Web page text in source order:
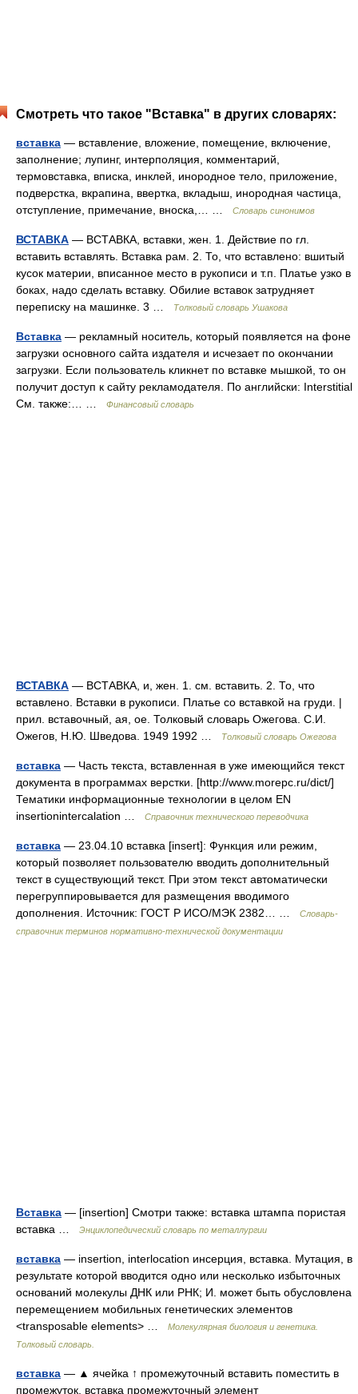
Смотреть что такое "Вставка" в других словарях:
вставка — вставление, вложение, помещение, включение,
заполнение; лупинг, интерполяция, комментарий,
термовставка, вписка, инклей, инородное тело, приложение,
подверстка, вкрапина, ввертка, вкладыш, инородная частица,
отступление, примечание, вноска,… …
Словарь синонимов
ВСТАВКА — ВСТАВКА, вставки, жен. 1. Действие по гл.
вставить вставлять. Вставка рам. 2. То, что вставлено: вшитый
кусок материи, вписанное место в рукописи и т.п. Платье узко в
боках, надо сделать вставку. Обилие вставок затрудняет
переписку на машинке. 3 …
Толковый словарь Ушакова
Вставка — рекламный носитель, который появляется на фоне
загрузки основного сайта издателя и исчезает по окончании
загрузки. Если пользователь кликнет по вставке мышкой, то он
получит доступ к сайту рекламодателя. По английски: Interstitial
См. также:… …
Финансовый словарь
ВСТАВКА — ВСТАВКА, и, жен. 1. см. вставить. 2. То, что
вставлено. Вставки в рукописи. Платье со вставкой на груди. |
прил. вставочный, ая, ое. Толковый словарь Ожегова. С.И.
Ожегов, Н.Ю. Шведова. 1949 1992 …
Толковый словарь Ожегова
вставка — Часть текста, вставленная в уже имеющийся текст
документа в программах верстки. [http://www.morepc.ru/dict/]
Тематики информационные технологии в целом EN
insertionintercalation …
Справочник технического переводчика
вставка — 23.04.10 вставка [insert]: Функция или режим,
который позволяет пользователю вводить дополнительный
текст в существующий текст. При этом текст автоматически
перегруппировывается для размещения вводимого
дополнения. Источник: ГОСТ Р ИСО/МЭК 2382… …
Словарь-
справочник терминов нормативно-технической документации
Вставка — [insertion] Смотри также: вставка штампа пористая
вставка …
Энциклопедический словарь по металлургии
вставка — insertion, interlocation инсeрция, вставка. Mутация, в
результате которой вводится одно или несколько избыточных
оснований молекулы ДНК или РНК; И. может быть обусловлена
перемещением мобильных генетических элементов
<transposable elements> …
Молекулярная биология и генетика.
Толковый словарь.
вставка — ▲ ячейка ↑ промежуточный вставить поместить в
промежуток. вставка промежуточный элемент